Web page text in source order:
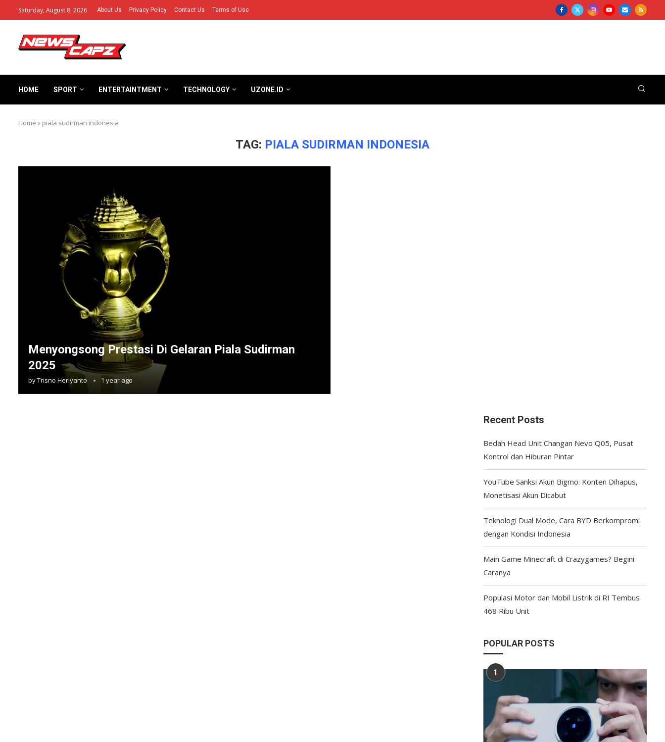
Saturday, August 8, 2026 About Us Privacy Policy Contact Us Terms of Use
HOME SPORT ENTERTAINTMENT TECHNOLOGY UZONE.ID
Home » piala sudirman indonesia
TAG: PIALA SUDIRMAN INDONESIA
Menyongsong Prestasi Di Gelaran Piala Sudirman
2025
byTrisno Heriyanto 1 year ago
Recent Posts
Bedah Head Unit Changan Nevo Q05, Pusat
Kontrol dan Hiburan Pintar
YouTube Sanksi Akun Bigmo: Konten Dihapus,
Monetisasi Akun Dicabut
Teknologi Dual Mode, Cara BYD Berkompromi
dengan Kondisi Indonesia
Main Game Minecraft di Crazygames? Begini
Caranya
Populasi Motor dan Mobil Listrik di RI Tembus
468 Ribu Unit
POPULAR POSTS
1